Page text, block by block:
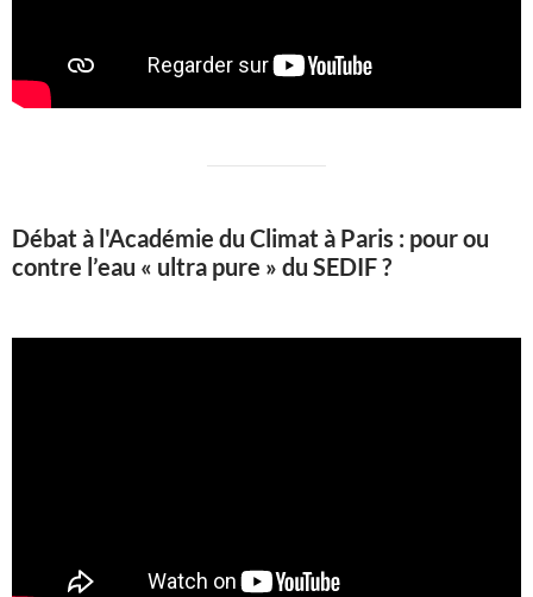
Débat à l'Académie du Climat à Paris : pour ou
contre l’eau « ultra pure » du SEDIF ?